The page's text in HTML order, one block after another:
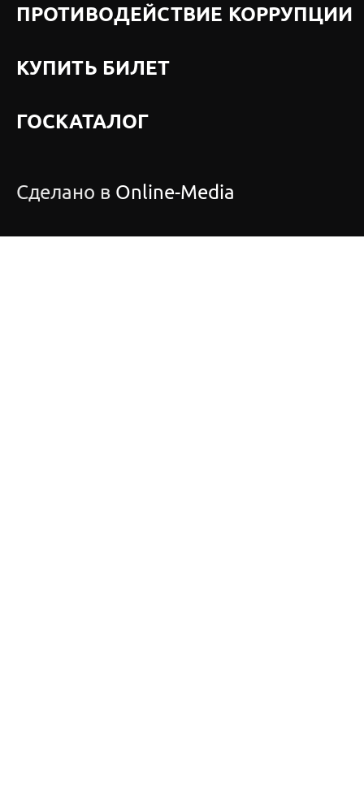
ПРОТИВОДЕЙСТВИЕ КОРРУПЦИИ
КУПИТЬ БИЛЕТ
ГОСКАТАЛОГ
Сделано в Online-Media